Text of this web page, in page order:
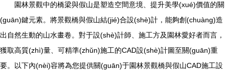
園林景觀中的橋梁與假山是塑造空間意境、提升美學(xué)價值的關
(guān)鍵元素。將景觀橋與假山結(jié)合設(shè)計，能夠創(chuàng)造
出自然生動的山水畫卷。對于設(shè)計師、施工方及園林愛好者而言，
獲取高質(zhì)量、可精準(zhǔn)施工的CAD設(shè)計圖至關(guān)重
要。以下內(nèi)容將為您提供關(guān)于園林景觀橋與假山CAD施工設